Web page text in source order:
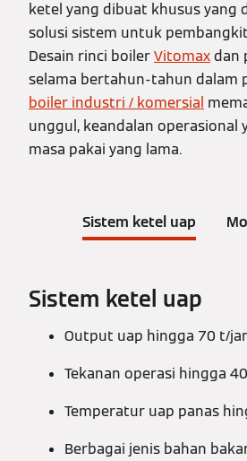
ketel yang dibuat khusus yang
solusi sistem untuk
Desain rinci boilerVitomaxdan
selama bertahun-tahun dalam
boiler industri / komersial
unggul, keandalan operasional
masa pakai yang lama.
Sistem ketel uap
Sistem ketel uap
Output uap hingga 70 t/
Tekanan operasi hingga
Temperatur uap panas
Berbagai jenis bahan